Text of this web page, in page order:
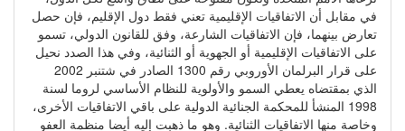
في مقابل أن الاتفاقيات الإقليمية تعني فقط دول الإقليم، فإن حصل
تعارض بينهما، فإن الاتفاقيات الشارعة، وفق للقانون الدولي، تسمو
على الاتفاقيات الإقليمية أو الجهوية أو الثنائية، وفي هذا الصدد نحيل
على قرار البرلمان الأوروبي رقم 1300 الصادر في شتنبر 2002
الذي بمقتضاه يعطي السمو والأولوية للنظام الأساسي لروما لسنة
1998 المنشأ للمحكمة الجنائية الدولية على باقي الاتفاقيات الأخرى،
وخاصة منها الاتفاقيات الثنائية. وهو ما ذهبت إليه أيضا منظمة العفو